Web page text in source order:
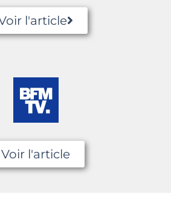
l'article
Voir l'article